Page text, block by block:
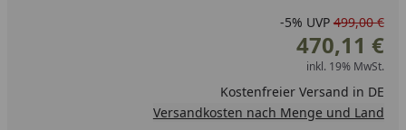
-5% UVP 499,00 €
470,11 €
inkl. 19% MwSt.
Kostenfreier Versand in DE
Versandkosten nach Menge und Land